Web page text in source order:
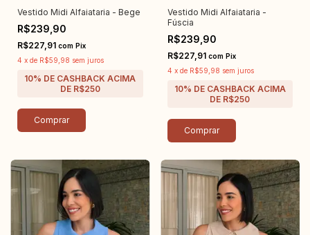
Vestido Midi Alfaiataria - Bege
R$239,90
R$227,91 com Pix
4 x de R$59,98 sem juros
Comprar
Vestido Midi Alfaiataria -
Fúscia
R$239,90
R$227,91 com Pix
4 x de R$59,98 sem juros
Comprar